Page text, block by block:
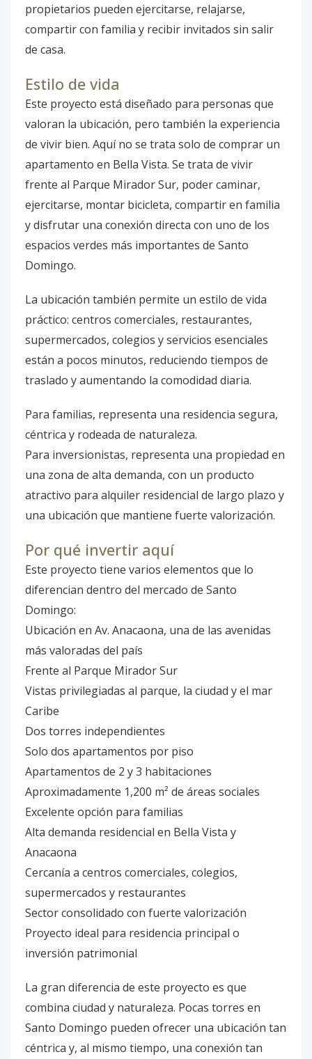
propietarios pueden ejercitarse, relajarse,
compartir con familia y recibir invitados sin salir
de casa.
Estilo de vida
Este proyecto está diseñado para personas que
valoran la ubicación, pero también la experiencia
de vivir bien. Aquí no se trata solo de comprar un
apartamento en Bella Vista. Se trata de vivir
frente al Parque Mirador Sur, poder caminar,
ejercitarse, montar bicicleta, compartir en familia
y disfrutar una conexión directa con uno de los
espacios verdes más importantes de Santo
Domingo.
La ubicación también permite un estilo de vida
práctico: centros comerciales, restaurantes,
supermercados, colegios y servicios esenciales
están a pocos minutos, reduciendo tiempos de
traslado y aumentando la comodidad diaria.
Para familias, representa una residencia segura,
céntrica y rodeada de naturaleza.
Para inversionistas, representa una propiedad en
una zona de alta demanda, con un producto
atractivo para alquiler residencial de largo plazo y
una ubicación que mantiene fuerte valorización.
Por qué invertir aquí
Este proyecto tiene varios elementos que lo
diferencian dentro del mercado de Santo
Domingo:
Ubicación en Av. Anacaona, una de las avenidas
más valoradas del país
Frente al Parque Mirador Sur
Vistas privilegiadas al parque, la ciudad y el mar
Caribe
Dos torres independientes
Solo dos apartamentos por piso
Apartamentos de 2 y 3 habitaciones
Aproximadamente 1,200 m² de áreas sociales
Excelente opción para familias
Alta demanda residencial en Bella Vista y
Anacaona
Cercanía a centros comerciales, colegios,
supermercados y restaurantes
Sector consolidado con fuerte valorización
Proyecto ideal para residencia principal o
inversión patrimonial
La gran diferencia de este proyecto es que
combina ciudad y naturaleza. Pocas torres en
Santo Domingo pueden ofrecer una ubicación tan
céntrica y, al mismo tiempo, una conexión tan